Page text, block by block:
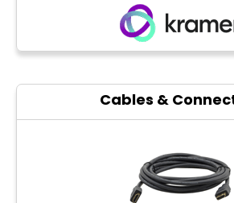
Cables &